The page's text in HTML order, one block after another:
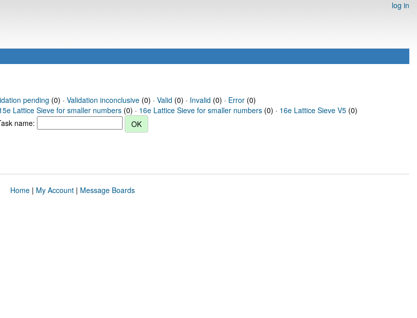
log in
pending (0) · Validation inconclusive(0) · Valid (0) · Invalid (0) · Error(0)
Lattice Sieve for smaller numbers (0) · 16e Lattice Sieve for smaller numbers (0) · 16e Lattice Sieve V5 (0)
name:
Home| My Account| Message Boards